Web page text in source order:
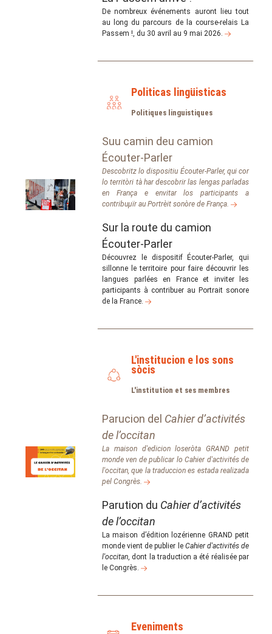
De nombreux événements auront lieu tout
au long du parcours de la course-relais La
Passem !, du 30 avril au 9 mai 2026.
Politicas lingüisticas
Politiques linguistiques
Suu camin deu camion
Écouter-Parler
Descobritz lo dispositiu Écouter-Parler, qui cor
lo territòri tà har descobrir las lengas parladas
en França e envitar los participants a
contribuµïr au Portrèit sonòre de França.
Sur la route du camion
Écouter-Parler
Découvrez le dispositif Écouter-Parler, qui
sillonne le territoire pour faire découvrir les
langues parlées en France et inviter les
participants à contribuer au Portrait sonore
de la France.
L'institucion e los sons
sòcis
L'institution et ses membres
Parucion del Cahier d’activités
de l’occitan
La maison d'edicion loseròta GRAND petit
monde ven de publicar lo Cahier d'activités de
l'occitan, que la traduccion es estada realizada
pel Congrès.
Parution du Cahier d’activités
de l’occitan
La maison d’édition lozérienne GRAND petit
monde vient de publier le Cahier d'activités de
l'occitan, dont la traduction a été réalisée par
le Congrès.
Eveniments